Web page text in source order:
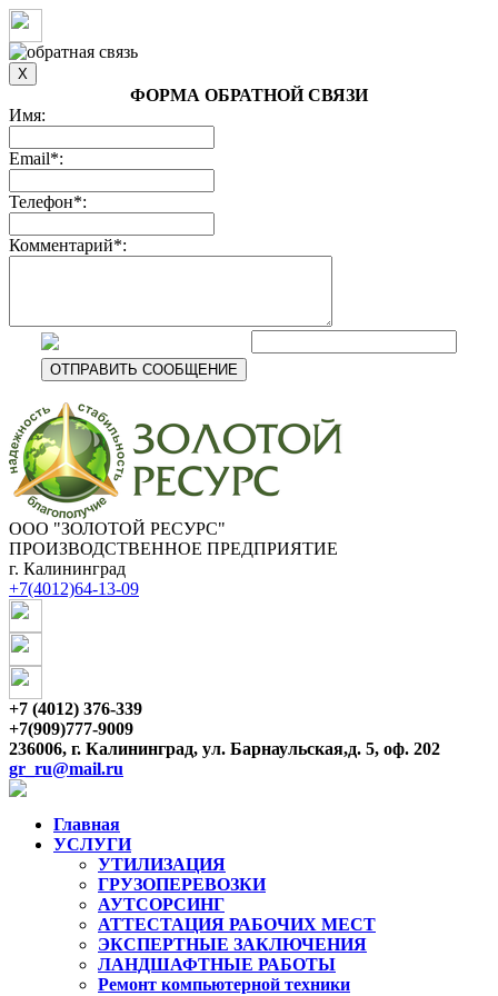
ФОРМА ОБРАТНОЙ СВЯЗИ
Имя:
Email*:
Телефон*:
Комментарий*:
ООО "ЗОЛОТОЙ РЕСУРС"
ПРОИЗВОДСТВЕННОЕ ПРЕДПРИЯТИЕ
г. Калининград
+7(4012)64-13-09
+7 (4012) 376-339
+7(909)777-9009
236006, г. Калининград, ул. Барнаульская,д. 5, оф. 202
gr_ru@mail.ru
Главная
УСЛУГИ
УТИЛИЗАЦИЯ
ГРУЗОПЕРЕВОЗКИ
АУТСОРСИНГ
АТТЕСТАЦИЯ РАБОЧИХ МЕСТ
ЭКСПЕРТНЫЕ ЗАКЛЮЧЕНИЯ
ЛАНДШАФТНЫЕ РАБОТЫ
Ремонт компьютерной техники